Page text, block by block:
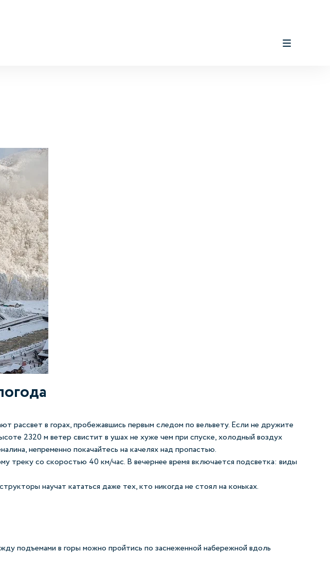
рассвет в горах, пробежавшись первым следом по вельвету. Если не дружите
2320 м ветер свистит в ушах не хуже чем при спуске, холодный воздух
непременно покачайтесь на качелях над пропастью.
треку со скоростью 40 км/час. В вечернее время включается подсветка: виды
научат кататься даже тех, кто никогда не стоял на коньках.
подъемами в горы можно пройтись по заснеженной набережной вдоль